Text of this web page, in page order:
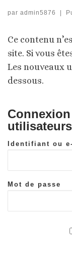
par admin5876
Ce contenu
site. Si vous
Les nouveaux
dessous.
Identifiant ou
Mot de passe